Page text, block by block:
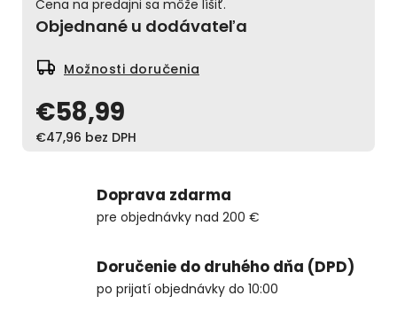
€58,99
€47,96 bez DPH
Cena na predajni sa môže líšiť.
Objednané u dodávateľa
Možnosti doručenia
Doprava zdarma
pre objednávky nad 200 €
Doručenie do druhého dňa (DPD)
po prijatí objednávky do 10:00